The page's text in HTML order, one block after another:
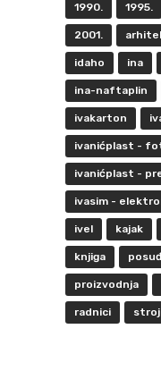
1990. 1995.
2001.
idaho ina
ina-naftaplin
ivakarton
ivanićplast -
ivanićplast -
ivasim -
ivel kajak
knjiga
proizvodnja
radnici